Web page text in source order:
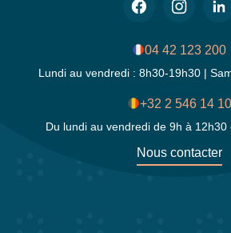
04 42 123 200
Lundi au vendredi : 8h30-19h30 |
+32 2 546 14 10
Du lundi au vendredi de 9h à 12h30
Nous contacter